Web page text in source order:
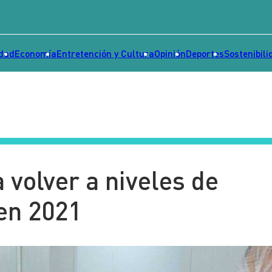
EconomíaEntretención y CulturaOpiniónDeportes
volver a niveles de
2021